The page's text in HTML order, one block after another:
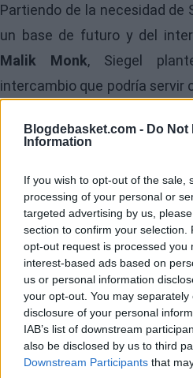
Blogdebasket.com - Do Not
Information
If you wish to opt-out of the sale,
processing of your personal or
targeted advertising by us,
section to confirm your selection.
opt-out request is processed you
interest-based ads based on
us or personal information
your opt-out. You may
disclosure of your personal
IAB’s list of downstream
also be disclosed by us to third
Downstream Participants that
Partiendo de la necesidad
un base de futuro y del
Malik Monk, Siegel
intercambio que podría servir
Toronto Raptors recibirían:
Domantas Sabonis
Malik Monk
Keon Ellis
Sacramento Kings recibirían:
Immanuel Quickley